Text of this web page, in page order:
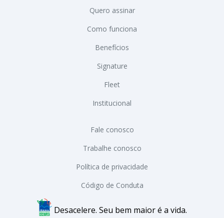
Quero assinar
Como funciona
Benefícios
Signature
Fleet
Institucional
Fale conosco
Trabalhe conosco
Política de privacidade
Código de Conduta
Desacelere. Seu bem maior é a vida.